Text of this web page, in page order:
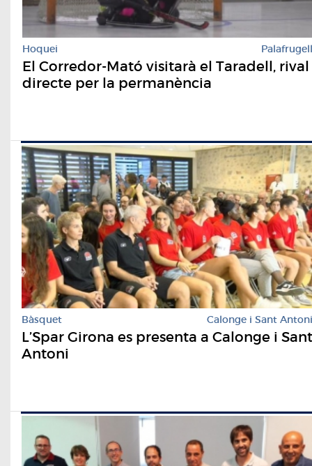
Hoquei Palafrugell
El Corredor-Mató visitarà el Taradell, rival
directe per la permanència
Bàsquet Calonge i Sant Antoni
L’Spar Girona es presenta a Calonge i Sant
Antoni